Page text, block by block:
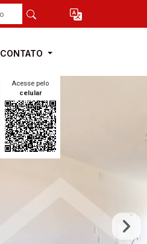
CONTATO
Acesse pelo
celular